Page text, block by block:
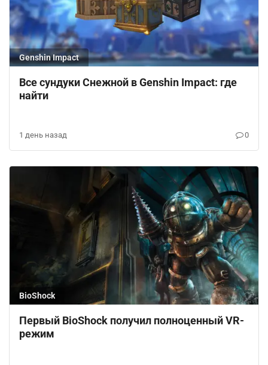
Genshin Impact
Все сундуки Снежной в Genshin Impact: где
найти
1 день назад 0
BioShock
Первый BioShock получил полноценный VR-
режим